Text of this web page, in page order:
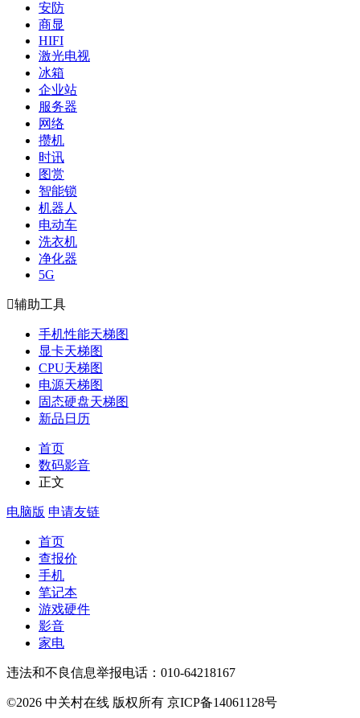
安防
商显
HIFI
激光电视
冰箱
企业站
服务器
网络
攒机
时讯
图赏
智能锁
机器人
电动车
洗衣机
净化器
5G
辅助工具
手机性能天梯图
显卡天梯图
CPU天梯图
电源天梯图
固态硬盘天梯图
新品日历
首页
数码影音
正文
电脑版 申请友链
首页
查报价
手机
笔记本
游戏硬件
影音
家电
违法和不良信息举报电话：010-64218167
©2026 中关村在线 版权所有 京ICP备14061128号